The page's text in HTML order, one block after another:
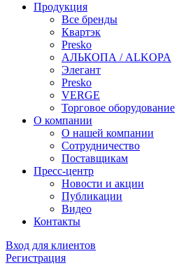
Продукция
Все бренды
Квартэк
Presko
АЛЬКОПА / ALKOPA
Элегант
Presko
VERGE
Торговое оборудование
О компании
О нашей компании
Сотрудничество
Поставщикам
Пресс-центр
Новости и акции
Публикации
Видео
Контакты
Вход для клиентов
Регистрация